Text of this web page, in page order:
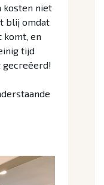
kosten niet
blij omdat
komt, en
tijd
gecreëerd!